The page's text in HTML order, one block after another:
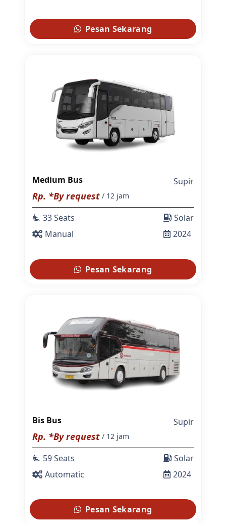
Pesan Sekarang
Medium Bus Supir
Rp. *By request / 12 jam
airline_seat_recline_extra 33 Seats
Manual
Solar
2024
Pesan Sekarang
Bis Bus Supir
Rp. *By request / 12 jam
airline_seat_recline_extra 59 Seats
Automatic
Solar
2024
Pesan Sekarang